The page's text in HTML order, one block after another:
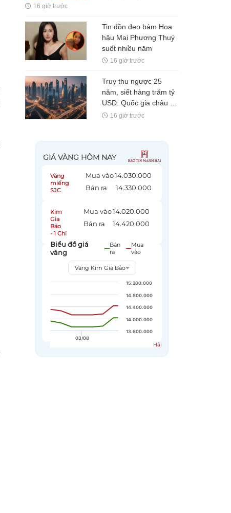
lẻ
16 giờ trước
Tin đồn đeo bám Hoa
hậu Mai Phương Thuý
suốt nhiều năm
16 giờ trước
Truy thu ngược 25
năm, siết hàng trăm tỷ
USD: Quốc gia châu Á
phát động chiến dịch
16 giờ trước